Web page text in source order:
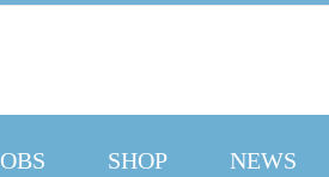
SHOP NEWS